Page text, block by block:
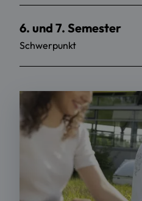
6. und 7. Semester
Schwerpunkt